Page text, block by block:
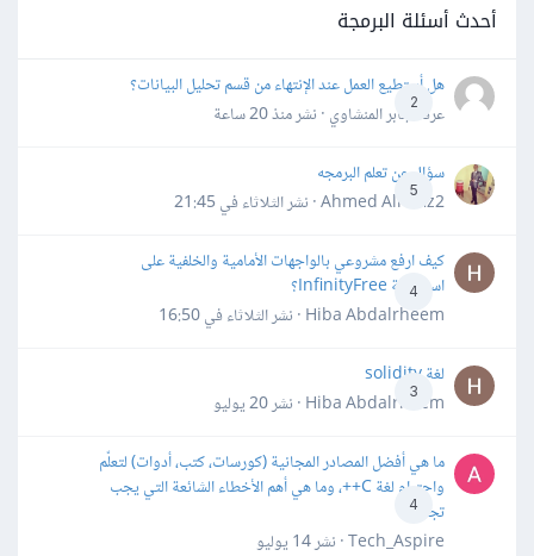
أحدث أسئلة البرمجة
2
هل أستطيع العمل عند الإنتهاء من قسم تحليل البيانات؟
عرفه جابر المنشاوي · نشرمنذ 20 ساعة
5
سؤال عن تعلم البرمجه
Ahmed Alhafiz2 · نشر
الثلاثاء في 21:45
4
كيف ارفع مشروعي بالواجهات الأمامية والخلفية على
استضافة InfinityFree؟
Hiba Abdalrheem · نشر
الثلاثاء في 16:50
3
لغة solidity
Hiba Abdalrheem · نشر
20 يوليو
4
ما هي أفضل المصادر المجانية (كورسات، كتب، أدوات) لتعلّم
واحترام لغة C++، وما هي أهم الأخطاء الشائعة التي يجب
تجنبها؟
Tech_Aspire · نشر
14 يوليو